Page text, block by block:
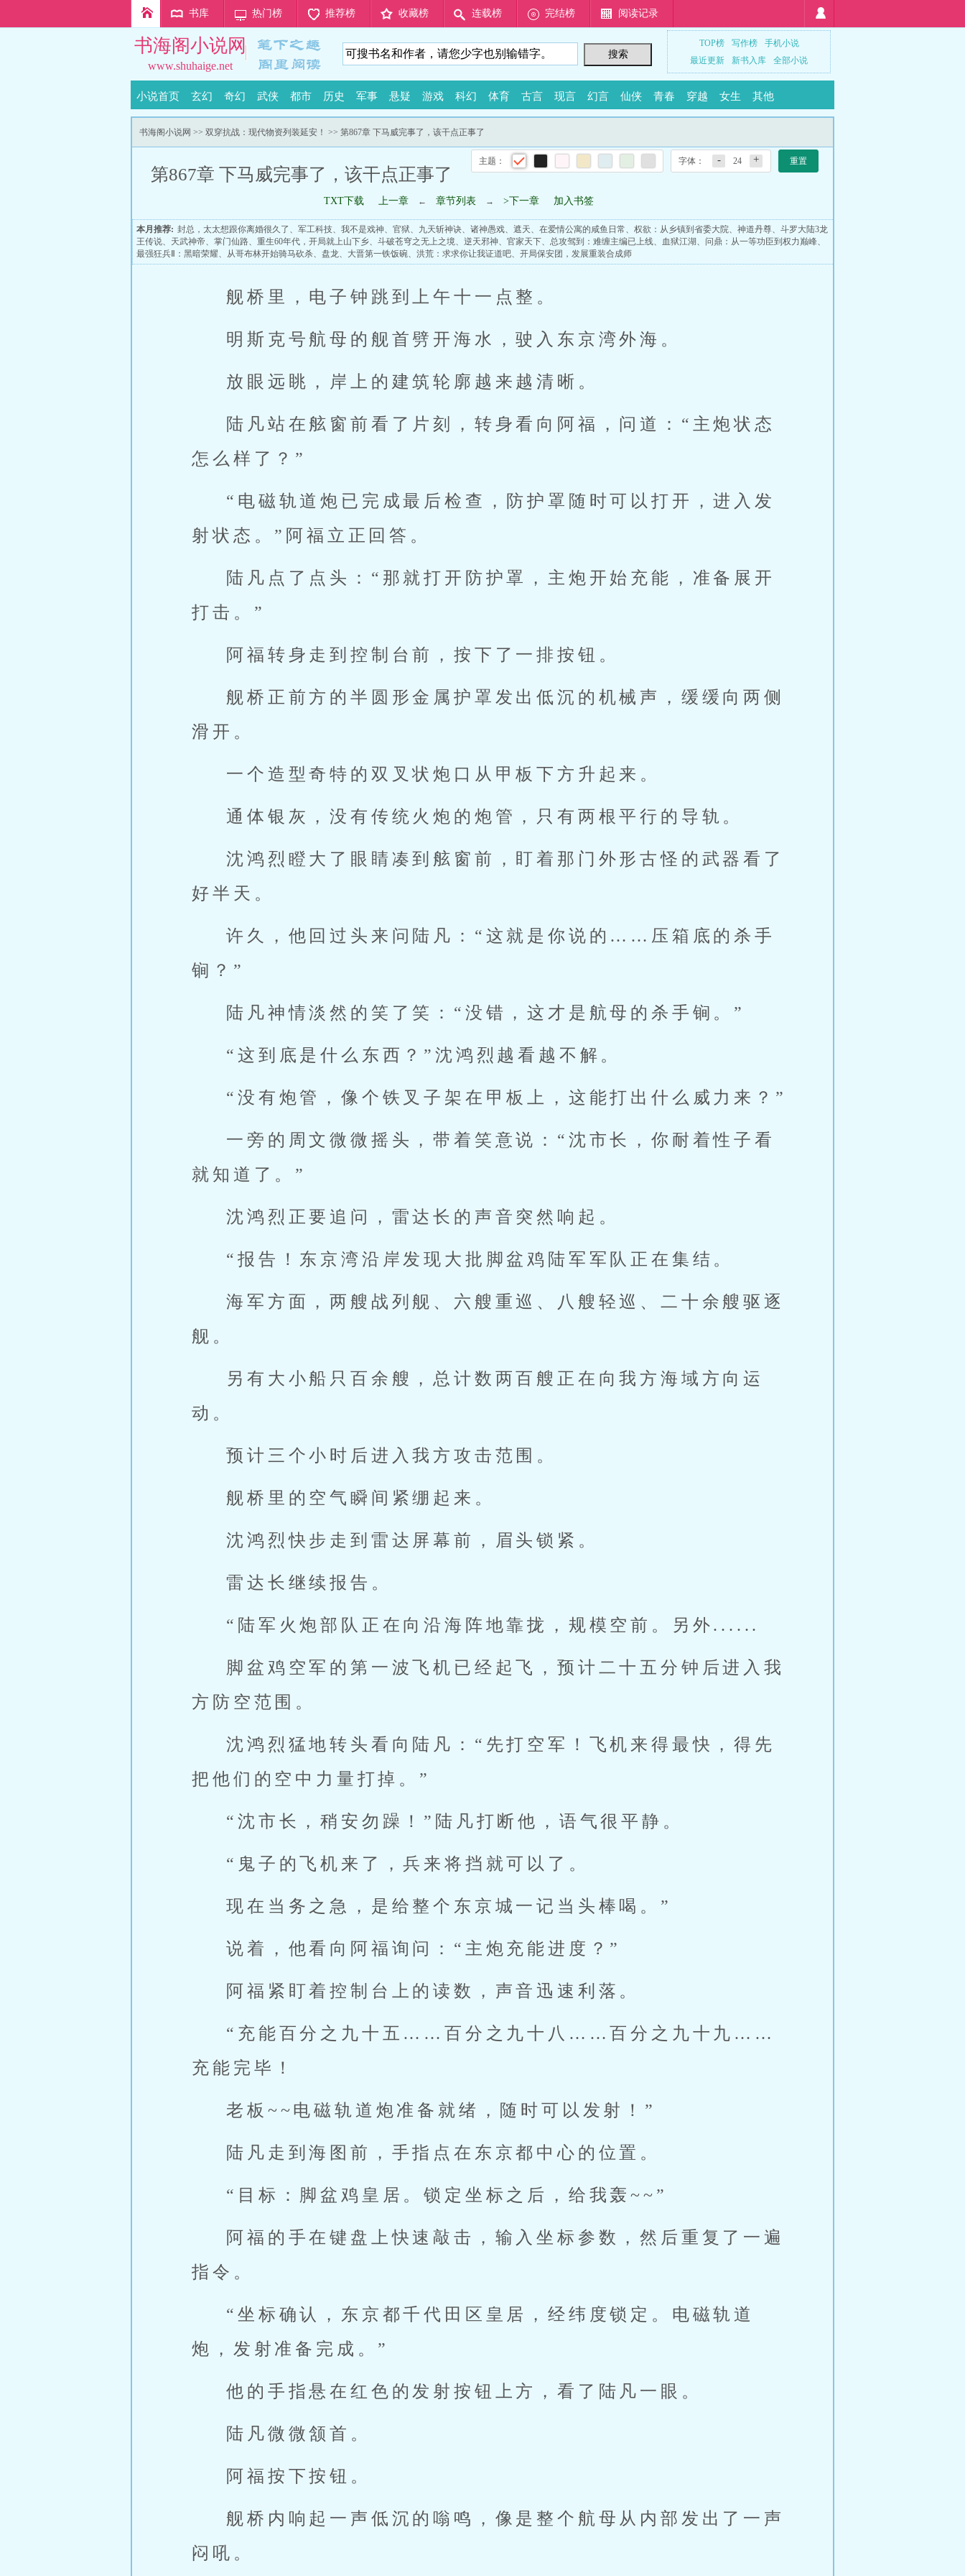
书库 热门榜 推荐榜 收藏榜 连载榜 完结榜 阅读记录
书海阁小说网
www.shuhaige.net
TOP榜 写作榜
手机小说
最近更新
新书入库 全部小说
小说首页 玄幻 奇幻 武侠 都市 历史 军事 悬疑 游戏 科幻 体育 古言 现言 幻言 仙侠 青春 穿越 女生 其他
书海阁小说网 >> 双穿抗战：现代物资列装延安！ >> 第867章 下马威完事了，该干点正事了
主题： 字体： - 24 + 重置
第867章 下马威完事了，该干点正事了
TXT下载 上一章 ← 章节列表 → >下一章 加入书签
本月推荐: 封总，太太想跟你离婚很久了 、 军工科技、 我不是戏神、 官狱、 九天斩神诀、 诸神愚戏、 遮天、 在爱情公寓的咸鱼日常、 权欲：从乡镇到省委大院、 神道丹尊、 斗罗大陆3龙
王传说、 天武神帝、 掌门仙路、 重生60年代，开局就上山下乡、 斗破苍穹之无上之境、 逆天邪神、 官家天下、 总攻驾到：难缠主编已上线、 血狱江湖、 问鼎：从一等功臣到权力巅峰、
最强狂兵Ⅱ：黑暗荣耀、 从哥布林开始骑马砍杀、 盘龙、 大晋第一铁饭碗、 洪荒：求求你让我证道吧、 开局保安团，发展重装合成师
舰桥里，电子钟跳到上午十一点整。
明斯克号航母的舰首劈开海水，驶入东京湾外海。
放眼远眺，岸上的建筑轮廓越来越清晰。
陆凡站在舷窗前看了片刻，转身看向阿福，问道：“主炮状态
怎么样了？”
“电磁轨道炮已完成最后检查，防护罩随时可以打开，进入发
射状态。”阿福立正回答。
陆凡点了点头：“那就打开防护罩，主炮开始充能，准备展开
打击。”
阿福转身走到控制台前，按下了一排按钮。
舰桥正前方的半圆形金属护罩发出低沉的机械声，缓缓向两侧
滑开。
一个造型奇特的双叉状炮口从甲板下方升起来。
通体银灰，没有传统火炮的炮管，只有两根平行的导轨。
沈鸿烈瞪大了眼睛凑到舷窗前，盯着那门外形古怪的武器看了
好半天。
许久，他回过头来问陆凡：“这就是你说的……压箱底的杀手
锏？”
陆凡神情淡然的笑了笑：“没错，这才是航母的杀手锏。”
“这到底是什么东西？”沈鸿烈越看越不解。
“没有炮管，像个铁叉子架在甲板上，这能打出什么威力来？”
一旁的周文微微摇头，带着笑意说：“沈市长，你耐着性子看
就知道了。”
沈鸿烈正要追问，雷达长的声音突然响起。
“报告！东京湾沿岸发现大批脚盆鸡陆军军队正在集结。
海军方面，两艘战列舰、六艘重巡、八艘轻巡、二十余艘驱逐
舰。
另有大小船只百余艘，总计数两百艘正在向我方海域方向运
动。
预计三个小时后进入我方攻击范围。
舰桥里的空气瞬间紧绷起来。
沈鸿烈快步走到雷达屏幕前，眉头锁紧。
雷达长继续报告。
“陆军火炮部队正在向沿海阵地靠拢，规模空前。另外......
脚盆鸡空军的第一波飞机已经起飞，预计二十五分钟后进入我
方防空范围。
沈鸿烈猛地转头看向陆凡：“先打空军！飞机来得最快，得先
把他们的空中力量打掉。”
“沈市长，稍安勿躁！”陆凡打断他，语气很平静。
“鬼子的飞机来了，兵来将挡就可以了。
现在当务之急，是给整个东京城一记当头棒喝。”
说着，他看向阿福询问：“主炮充能进度？”
阿福紧盯着控制台上的读数，声音迅速利落。
“充能百分之九十五……百分之九十八……百分之九十九……
充能完毕！
老板~~电磁轨道炮准备就绪，随时可以发射！”
陆凡走到海图前，手指点在东京都中心的位置。
“目标：脚盆鸡皇居。锁定坐标之后，给我轰~~”
阿福的手在键盘上快速敲击，输入坐标参数，然后重复了一遍
指令。
“坐标确认，东京都千代田区皇居，经纬度锁定。电磁轨道
炮，发射准备完成。”
他的手指悬在红色的发射按钮上方，看了陆凡一眼。
陆凡微微颔首。
阿福按下按钮。
舰桥内响起一声低沉的嗡鸣，像是整个航母从内部发出了一声
闷吼。